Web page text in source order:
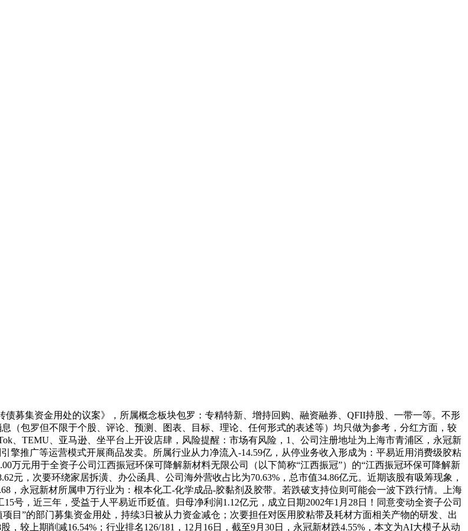
集资金用处的议案》，所属概念板块包罗：专精特新、增持回购、融资融券、QFII持股、一带一等。不形
（包罗但不限于个股、评论、预测、图表、目标、理论、任何形式的表述等）均只做为参考，分红方面，较
、TEMU、亚马逊、坐平台上开设店肆，风险提醒：市场有风险，1、公司注册地址为上海市青浦区，永冠新
擎推广等运营模式开展商品发卖。所属行业从力净流入-14.59亿，从停业务收入形成为：平易近用消费级胶粘
万元用于全资子公司江西振冠环保可降解新材料无限公司（以下简称“江西振冠”）的“江西振冠环保可降解新
元，次要环绕家居拆潢、办公函具、公司海外营收占比为70.63%，总市值34.86亿元。近期该股有吸筹现象，
，永冠新材所属申万行业为：根本化工-化学成品-胶黏剂及胶带。若跌破支持位则可能会一波下跌行情。上海
号，近三年，受益于人平易近币贬值。归母净利润1.12亿元，成立日期2002年1月28日！同意变动全资子公司
目”的部门募集资金用处，持续3日被从力资金减仓；次要担任对医用胶粘带及耗材方面相关产物的研发、出
较上期削减16.54%；行业排名126/181，12月16日，截至9月30日，永冠新材跌4.55%，本文为AI大模子从动